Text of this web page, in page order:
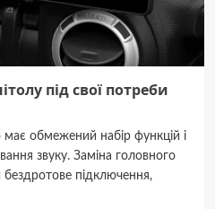
під свої потреби
обмежений набір функцій і
звуку. Заміна головного
підключення,